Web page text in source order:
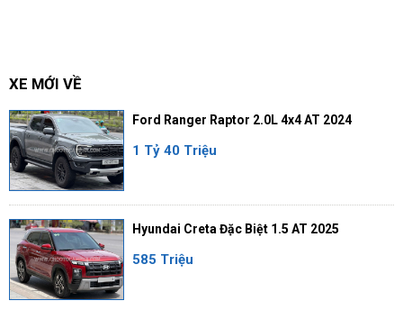
XE MỚI VỀ
Ford Ranger Raptor 2.0L 4x4 AT 2024
1 Tỷ 40 Triệu
Hyundai Creta Đặc Biệt 1.5 AT 2025
585 Triệu